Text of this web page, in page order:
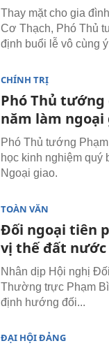
Thay mặt cho gia
Cơ Thạch, Phó Thủ
định buổi lễ vô cùng
CHÍNH TRỊ
Phó Thủ tướng
năm làm ngoại
Phó Thủ tướng
học kinh nghiệm quý
Ngoại giao.
TOÀN VĂN
Đối ngoại tiên
vị thế đất nước
Nhân dịp Hội nghị
Thường trực Phạm
định hướng đối...
ĐẠI HỘI ĐẢNG